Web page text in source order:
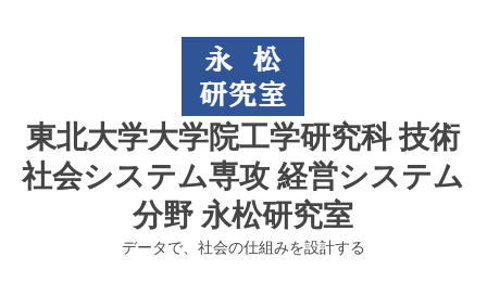
東北大学大学院工学研究科 技術
社会システム専攻 経営システム
分野 永松研究室
データで、社会の仕組みを設計する